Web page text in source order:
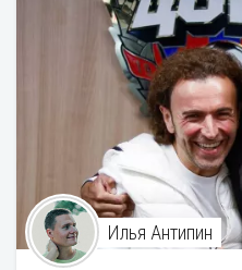
Илья Антипин